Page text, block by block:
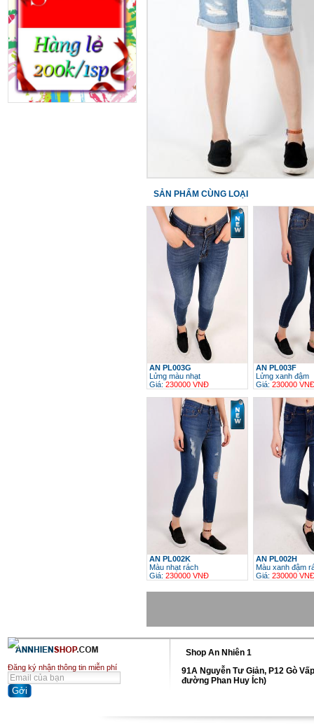
SẢN PHẨM CÙNG LOẠI
AN PL003G
Lửng màu nhạt
Giá: 230000 VNĐ
AN PL003F
Lửng xanh đậm
Giá: 230000
AN PL002K
Màu nhạt rách
Giá: 230000 VNĐ
AN PL002H
Màu xanh đậm
Giá: 230000
Đăng ký nhận thông tin miễn phí
Shop An Nhiên 1
91A Nguyễn Tư Giản, P12 Gò
đường Phan Huy Ích)